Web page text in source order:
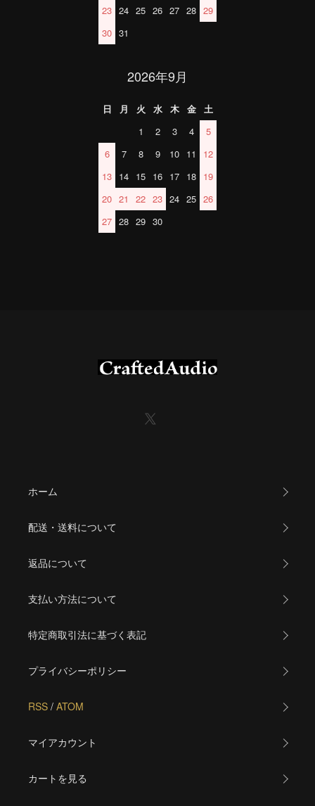
23 24 25 26 27 28 29
30 31
2026年9月
日 月 火 水 木 金
土
1
2 3 4
5
6
7 8 9 10 11
12
13 14 15 16 17 18 19
20 21 22 23 24 25 26
27 28 29 30
ホーム
配送・送料について
返品について
支払い方法について
特定商取引法に基づく表記
プライバシーポリシー
RSS / ATOM
マイアカウント
カートを見る